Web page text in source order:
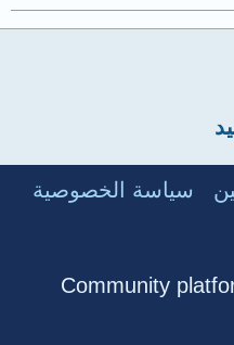
سياسة الخصوصية
Community